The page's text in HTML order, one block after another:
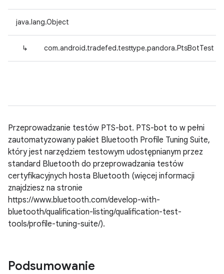
java.lang.Object
↳ com.android.tradefed.testtype.pandora.PtsBotTest
Przeprowadzanie testów PTS-bot. PTS-bot to w pełni
zautomatyzowany pakiet Bluetooth Profile Tuning Suite,
który jest narzędziem testowym udostępnianym przez
standard Bluetooth do przeprowadzania testów
certyfikacyjnych hosta Bluetooth (więcej informacji
znajdziesz na stronie
https://www.bluetooth.com/develop-with-
bluetooth/qualification-listing/qualification-test-
tools/profile-tuning-suite/).
Podsumowanie